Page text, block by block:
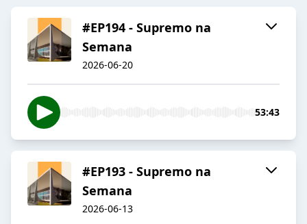
#EP194 - Supremo na
Semana
2026-06-20
53:43
#EP193 - Supremo na
Semana
2026-06-13